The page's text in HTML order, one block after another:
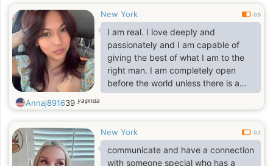
New York 0.5
I am real. I love deeply and
passionately and I am capable of
giving the best of what I am to the
right man. I am completely open
before the world unless there is a
reason not to be. For people who
love and appreciate me,
Annaj891639 yaşında
New York 0.2
communicate and have a connection
with someone special who has a